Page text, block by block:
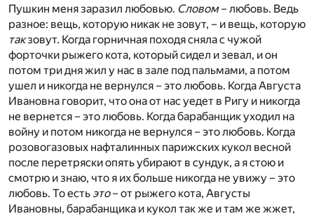
Пушкин меня заразил любовью. Словом– любовь. Ведь
разное: вещь, которую никак не зовут, – и вещь, которую
такзовут. Когда горничная походя сняла с чужой
форточки рыжего кота, который сидел и зевал, и он
потом три дня жил у нас в зале под пальмами, а потом
ушел и никогда не вернулся – это любовь. Когда Августа
Ивановна говорит, что она от нас уедет в Ригу и никогда
не вернется – это любовь. Когда барабанщик уходил на
войну и потом никогда не вернулся – это любовь. Когда
розовогазовых нафталинных парижских кукол весной
после перетряски опять убирают в сундук, а я стою и
смотрю и знаю, что я их больше никогда не увижу – это
любовь. То есть это– от рыжего кота, Августы
Ивановны, барабанщика и кукол так же и там же жжет,